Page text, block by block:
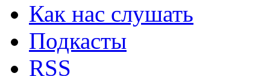
Как нас слушать
Подкасты
RSS